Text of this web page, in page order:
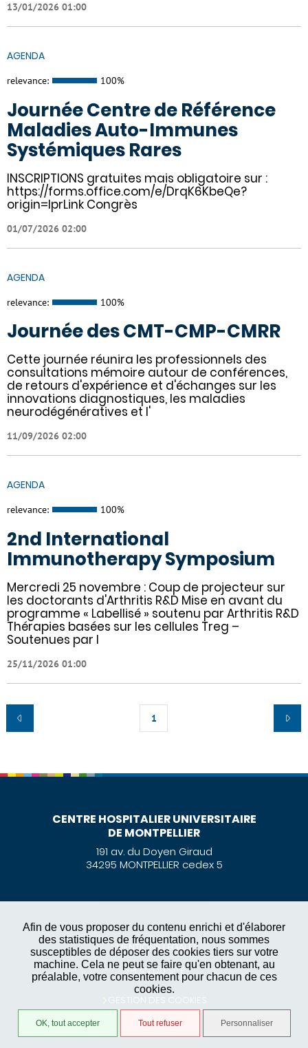
Afin de vous proposer du contenu enrichi et d'élaborer
des statistiques de fréquentation, nous sommes
susceptibles de déposer des cookies tiers sur votre
machine. Cela ne peut se faire qu'en obtenant, au
préalable, votre consentement pour chacun de ces
cookies.
OK, tout accepter Tout refuser Personnaliser
13/01/2026 01:00
AGENDA
relevance: 100%
Journée Centre de Référence
Maladies Auto-Immunes
Systémiques Rares
INSCRIPTIONS gratuites mais obligatoire sur :
https://forms.office.com/e/DrqK6KbeQe?
origin=lprLink Congrès
01/07/2026 02:00
AGENDA
relevance: 100%
Journée des CMT-CMP-CMRR
Cette journée réunira les professionnels des
consultations mémoire autour de conférences,
de retours d'expérience et d'échanges sur les
innovations diagnostiques, les maladies
neurodégénératives et l'
11/09/2026 02:00
AGENDA
relevance: 100%
2nd International
Immunotherapy Symposium
Mercredi 25 novembre : Coup de projecteur sur
les doctorants d'Arthritis R&D Mise en avant du
programme « Labellisé » soutenu par Arthritis R&D
Thérapies basées sur les cellules Treg –
Soutenues par l
25/11/2026 01:00
1
CENTRE HOSPITALIER UNIVERSITAIRE
DE MONTPELLIER
191 av. du Doyen Giraud
34295 MONTPELLIER cedex 5
MENTIONS LÉGALES
PLAN DU SITE
GESTION DES COOKIES